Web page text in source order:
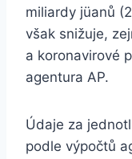
miliardy jüanů
však snižuje,
a koronavirové
agentura AP.
Údaje za
podle výpočtů